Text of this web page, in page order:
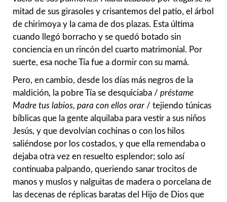
mitad de sus girasoles y crisantemos del patio, el árbol
de chirimoya y la cama de dos plazas. Esta última
cuando llegó borracho y se quedó botado sin
conciencia en un rincón del cuarto matrimonial. Por
suerte, esa noche Tía fue a dormir con su mamá.
Pero, en cambio, desde los días más negros de la
maldición, la pobre Tía se desquiciaba / préstame
Madre tus labios, para con ellos orar / tejiendo túnicas
bíblicas que la gente alquilaba para vestir a sus niños
Jesús, y que devolvían cochinas o con los hilos
saliéndose por los costados, y que ella remendaba o
dejaba otra vez en resuelto esplendor; solo así
continuaba palpando, queriendo sanar trocitos de
manos y muslos y nalguitas de madera o porcelana de
las decenas de réplicas baratas del Hijo de Dios que